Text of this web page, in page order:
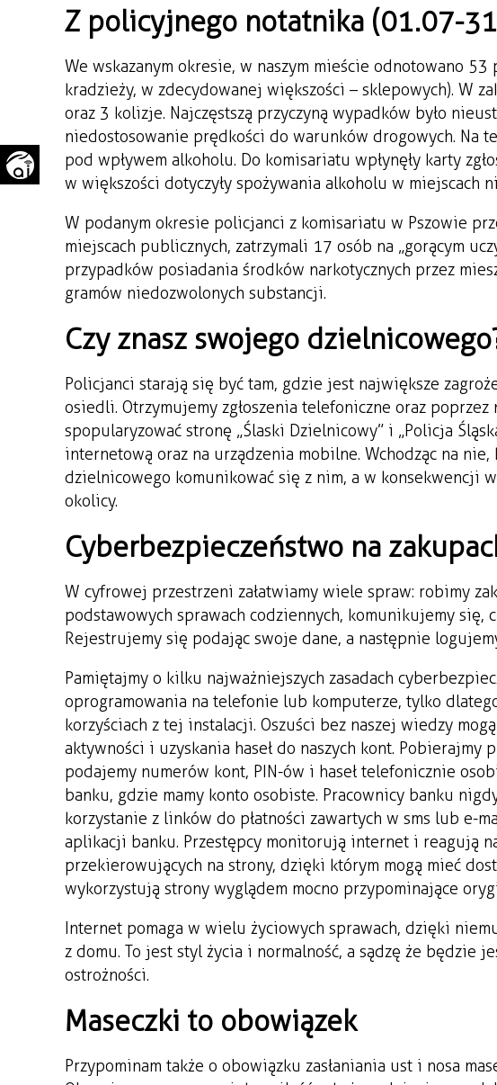
Z policyjnego notatnika (01.07-
We wskazanym okresie, w naszym mieście odnotowano
kradzieży, w zdecydowanej większości – sklepowych). W
oraz 3 kolizje. Najczęstszą przyczyną wypadków było
niedostosowanie prędkości do warunków drogowych. Na
pod wpływem alkoholu. Do komisariatu wpłynęły karty
w większości dotyczyły spożywania alkoholu w miejscach
W podanym okresie policjanci z komisariatu w Pszowie
miejscach publicznych, zatrzymali 17 osób na „gorącym
przypadków posiadania środków narkotycznych przez
gramów niedozwolonych substancji.
Czy znasz swojego
Policjanci starają się być tam, gdzie jest największe
osiedli. Otrzymujemy zgłoszenia telefoniczne oraz
spopularyzować stronę „Ślaski Dzielnicowy” i „Policja
internetową oraz na urządzenia mobilne. Wchodząc na
dzielnicowego komunikować się z nim, a w konsekwencji
okolicy.
Cyberbezpieczeństwo na
W cyfrowej przestrzeni załatwiamy wiele spraw: robimy
podstawowych sprawach codziennych, komunikujemy się,
Rejestrujemy się podając swoje dane, a następnie
Pamiętajmy o kilku najważniejszych zasadach
oprogramowania na telefonie lub komputerze, tylko
korzyściach z tej instalacji. Oszuści bez naszej wiedzy
aktywności i uzyskania haseł do naszych kont. Pobierajmy
podajemy numerów kont, PIN-ów i haseł telefonicznie
banku, gdzie mamy konto osobiste. Pracownicy banku
korzystanie z linków do płatności zawartych w sms lub e-
aplikacji banku. Przestępcy monitorują internet i reagują
przekierowujących na strony, dzięki którym mogą mieć
wykorzystują strony wyglądem mocno przypominające
Internet pomaga w wielu życiowych sprawach, dzięki
z domu. To jest styl życia i normalność, a sądzę że będzie
ostrożności.
Maseczki to obowiązek
Przypominam także o obowiązku zasłaniania ust i nosa